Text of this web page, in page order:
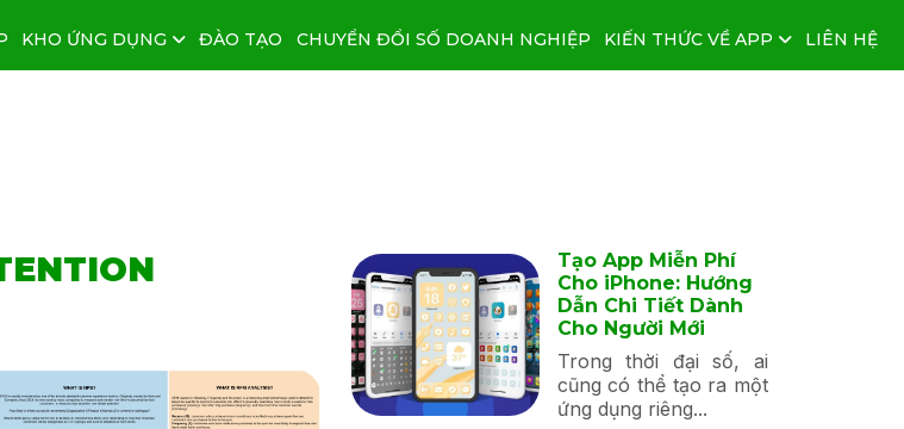
KHO ỨNG DỤNG ĐÀO TẠO CHUYỂN ĐỔI SỐ DOANH NGHIỆP KIẾN THỨC VỀ APP LIÊN HỆ
Tạo App Miễn Phí
Cho iPhone: Hướng
Dẫn Chi Tiết Dành
Cho Người Mới
Trong thời đại số, ai
cũng có thể tạo ra một
ứng dụng riêng...